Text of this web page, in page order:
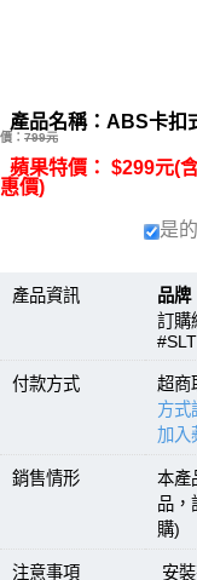
產品名稱：ABS卡扣
價： 799元
蘋果特價： $299元(
惠價)
是
產品資訊 品牌
訂購
付款方式 超商
方式
加入
銷售情形
本產
品，
購)
注意事項 安